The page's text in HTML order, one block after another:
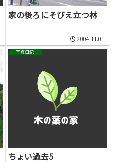
家の後ろにそびえ立つ林
2004.11.01
写真日記
ちょい過去5